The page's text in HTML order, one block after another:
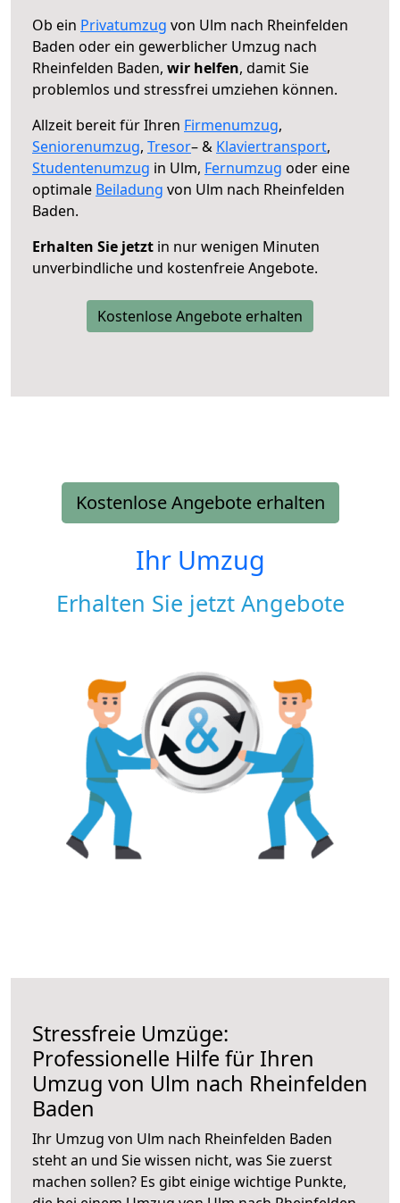
Ob ein Privatumzug von Ulm nach Rheinfelden
Baden oder ein gewerblicher Umzug nach
Rheinfelden Baden, wir helfen, damit Sie
problemlos und stressfrei umziehen können.
Allzeit bereit für Ihren Firmenumzug,
Seniorenumzug, Tresor– & Klaviertransport,
Studentenumzug in Ulm, Fernumzug oder eine
optimale Beiladung von Ulm nach Rheinfelden
Baden.
Erhalten Sie jetzt in nur wenigen Minuten
unverbindliche und kostenfreie Angebote.
Kostenlose Angebote erhalten
Kostenlose Angebote erhalten
Ihr Umzug
Erhalten Sie jetzt Angebote
Stressfreie Umzüge:
Professionelle Hilfe für Ihren
Umzug von Ulm nach Rheinfelden
Baden
Ihr Umzug von Ulm nach Rheinfelden Baden
steht an und Sie wissen nicht, was Sie zuerst
machen sollen? Es gibt einige wichtige Punkte,